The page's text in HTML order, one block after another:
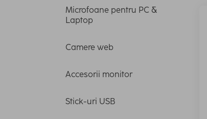
Microfoane pentru PC &
Laptop
Camere web
Accesorii monitor
Stick-uri USB